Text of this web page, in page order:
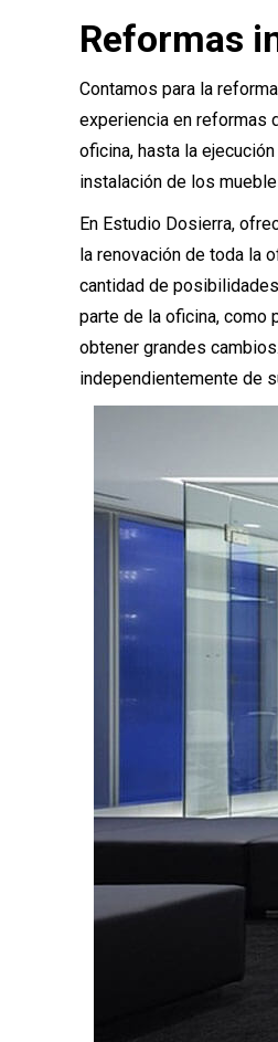
Reformas
Contamos para la
experiencia en reformas
oficina, hasta la
instalación de los
En Estudio Dosierra,
la renovación de toda la
cantidad de
parte de la oficina, como
obtener grandes
independientemente de